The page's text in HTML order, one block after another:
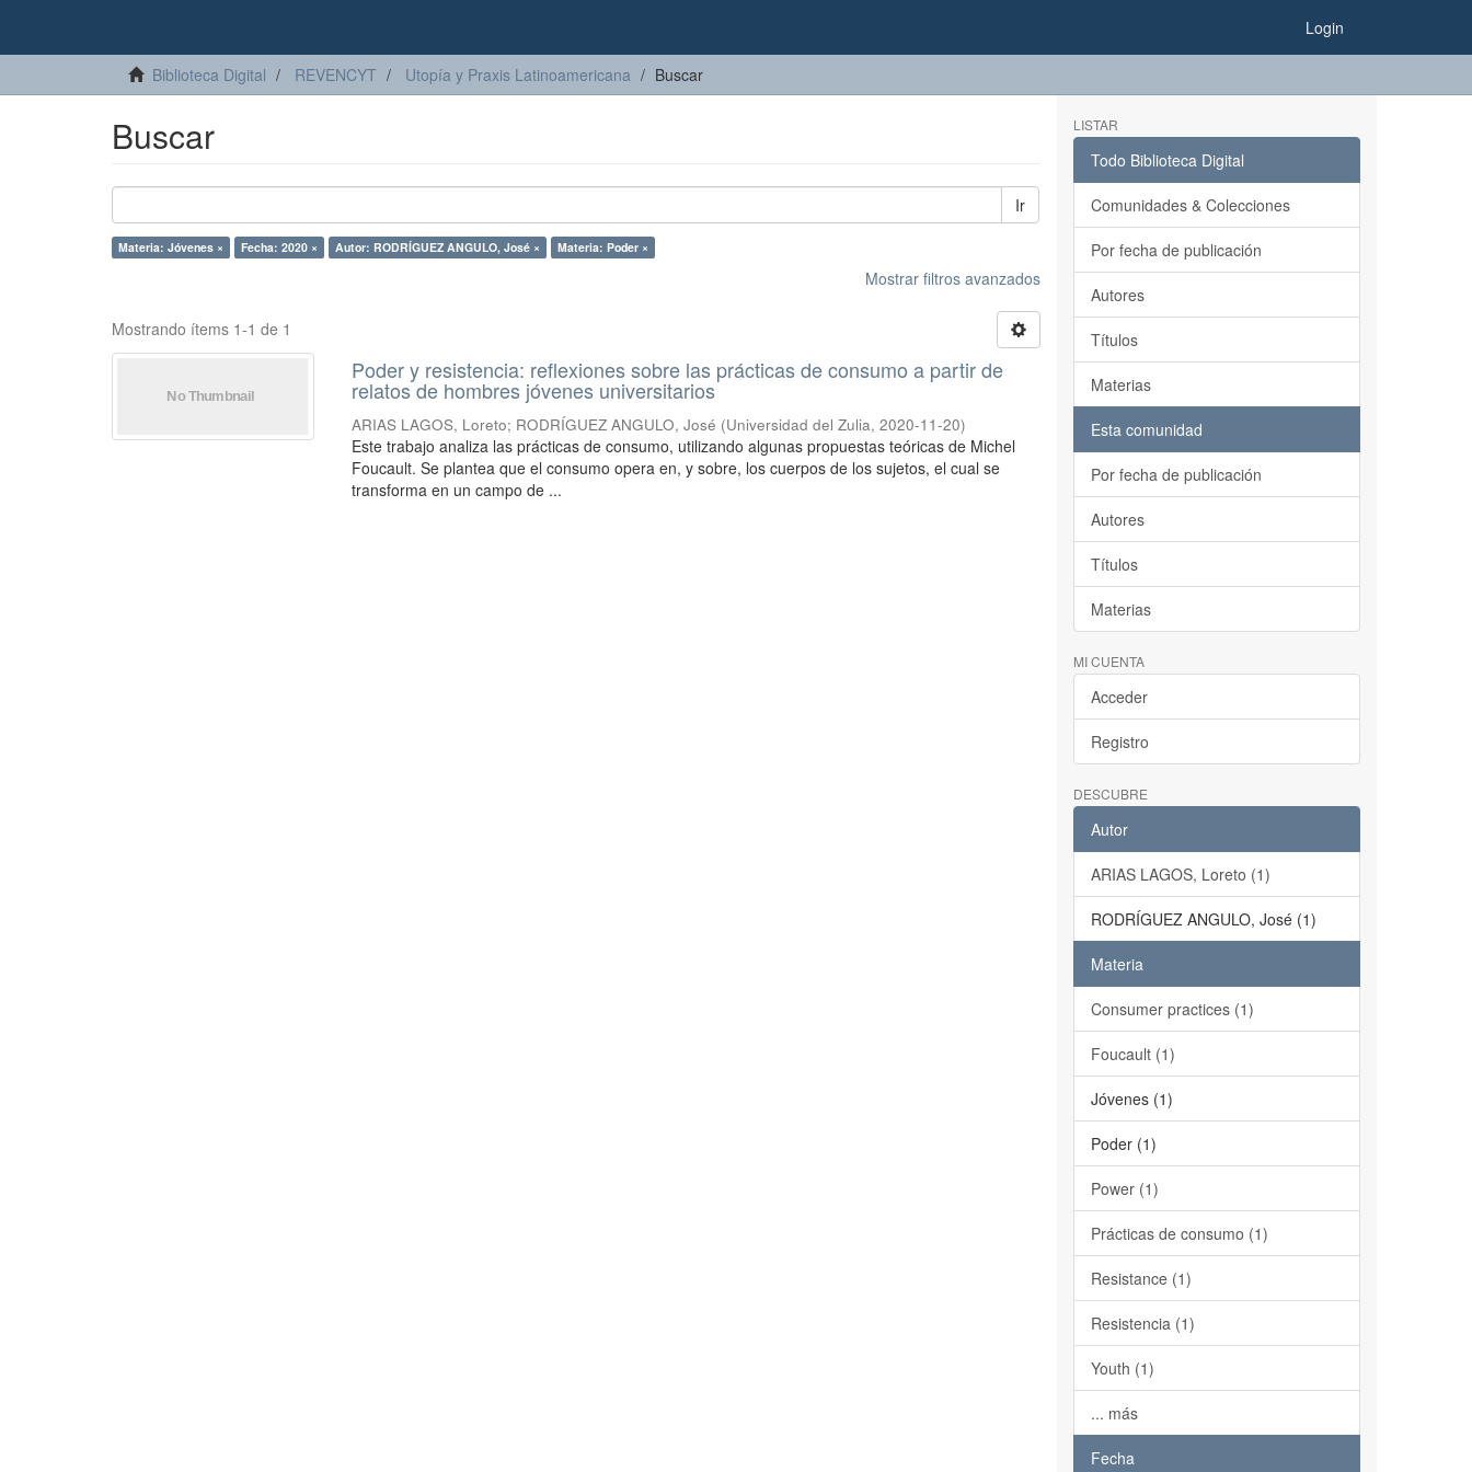
Login
Biblioteca Digital REVENCYT Utopía y Praxis Latinoamericana Buscar
Buscar
Ir
Materia: Jóvenes × Fecha: 2020 × Autor: RODRÍGUEZ ANGULO, José × Materia: Poder ×
Mostrar filtros avanzados
Mostrando ítems 1-1 de 1
Poder y resistencia: reflexiones sobre las prácticas de consumo a partir de
relatos de hombres jóvenes universitarios
ARIAS LAGOS, Loreto; RODRÍGUEZ ANGULO, José (Universidad del Zulia,2020-11-20)
Este trabajo analiza las prácticas de consumo, utilizando algunas propuestas teóricas de Michel
Foucault. Se plantea que el consumo opera en, y sobre, los cuerpos de los sujetos, el cual se
transforma en un campo de ...
LISTAR
Todo Biblioteca Digital
Comunidades & Colecciones
Por fecha de publicación
Autores
Títulos
Materias
Esta comunidad
Por fecha de publicación
Autores
Títulos
Materias
MI CUENTA
Acceder
Registro
DESCUBRE
Autor
ARIAS LAGOS, Loreto (1)
RODRÍGUEZ ANGULO, José (1)
Materia
Consumer practices (1)
Foucault (1)
Jóvenes (1)
Poder (1)
Power (1)
Prácticas de consumo (1)
Resistance (1)
Resistencia (1)
Youth (1)
... más
Fecha